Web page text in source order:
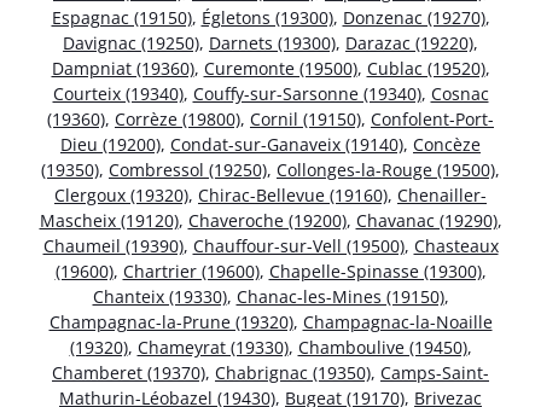
Espagnac (19150), Égletons (19300), Donzenac (19270),
Davignac (19250), Darnets (19300), Darazac (19220),
Dampniat (19360), Curemonte (19500), Cublac (19520),
Courteix (19340), Couffy-sur-Sarsonne (19340), Cosnac
(19360), Corrèze (19800), Cornil (19150), Confolent-Port-
Dieu (19200), Condat-sur-Ganaveix (19140), Concèze
(19350), Combressol (19250), Collonges-la-Rouge (19500),
Clergoux (19320), Chirac-Bellevue (19160), Chenailler-
Mascheix (19120), Chaveroche (19200), Chavanac (19290),
Chaumeil (19390), Chauffour-sur-Vell (19500), Chasteaux
(19600), Chartrier (19600), Chapelle-Spinasse (19300),
Chanteix (19330), Chanac-les-Mines (19150),
Champagnac-la-Prune (19320), Champagnac-la-Noaille
(19320), Chameyrat (19330), Chamboulive (19450),
Chamberet (19370), Chabrignac (19350), Camps-Saint-
Mathurin-Léobazel (19430), Bugeat (19170), Brivezac